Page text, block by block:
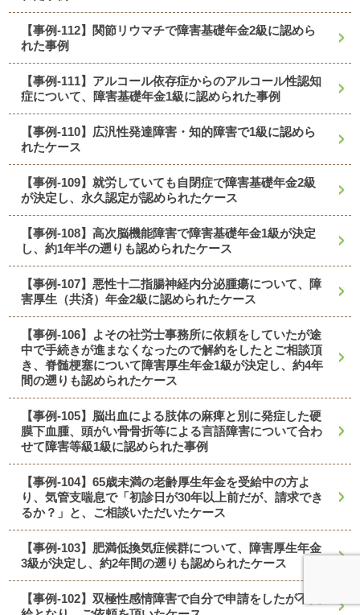
【事例-112】関節リウマチで障害基礎年金2級に認めら
れた事例
【事例-111】アルコール依存症からのアルコール性認知
症について、障害基礎年金1級に認められた事例
【事例-110】広汎性発達障害・知的障害で1級に認めら
れたケース
【事例-109】就労していても自閉症で障害基礎年金2級
が決定し、永久認定が認められたケース
【事例-108】高次脳機能障害で障害基礎年金1級が決定
し、約1年半の遡りも認められたケース
【事例-107】悪性十二指腸神経内分泌腫瘍について、障
害厚生（共済）年金2級に認められたケース
【事例-106】よその社労士事務所に依頼をしていたが途
中で手続きが進まなくなったので解約をしたとご相談頂
き、脊髄梗塞について障害厚生年金1級が決定し、約4年
間の遡りも認められたケース
【事例-105】脳出血による肢体の麻痺と別に発症した硬
膜下血腫、頭がい骨骨折等による言語障害について合わ
せて障害等級1級に認められた事例
【事例-104】65歳未満の老齢厚生年金を受給中の方よ
り、気管支喘息で「初診日が30年以上前だが、請求でき
るか？」と、ご相談いただいたケース
【事例-103】肥満低換気症候群について、障害厚生年金
3級が決定し、約2年間の遡りも認められたケース
【事例-102】双極性感情障害で自分で申請をしたが不支